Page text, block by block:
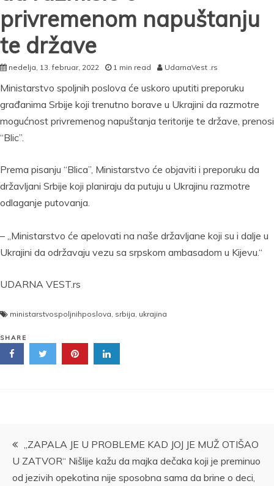
privremenom napuštanju
te države
nedelja, 13. februar, 2022 1 min read UdarnaVest .rs
Ministarstvo spoljnih poslova će uskoro uputiti preporuku
građanima Srbije koji trenutno borave u Ukrajini da razmotre
mogućnost privremenog napuštanja teritorije te države, prenosi
“Blic”.
Prema pisanju “Blica”, Ministarstvo će objaviti i preporuku da
državljani Srbije koji planiraju da putuju u Ukrajinu razmotre
odlaganje putovanja.
– „Ministarstvo će apelovati na naše državljane koji su i dalje u
Ukrajini da održavaju vezu sa srpskom ambasadom u Kijevu.“
UDARNA VEST.rs
ministarstvospoljnihposlova, srbija, ukrajina
SHARE
Kretanje
članka
„ZAPALA JE U PROBLEME KAD JOJ JE MUŽ OTIŠAO
U ZATVOR“ Nišlije kažu da majka dečaka koji je preminuo
od jezivih opekotina nije sposobna sama da brine o deci,